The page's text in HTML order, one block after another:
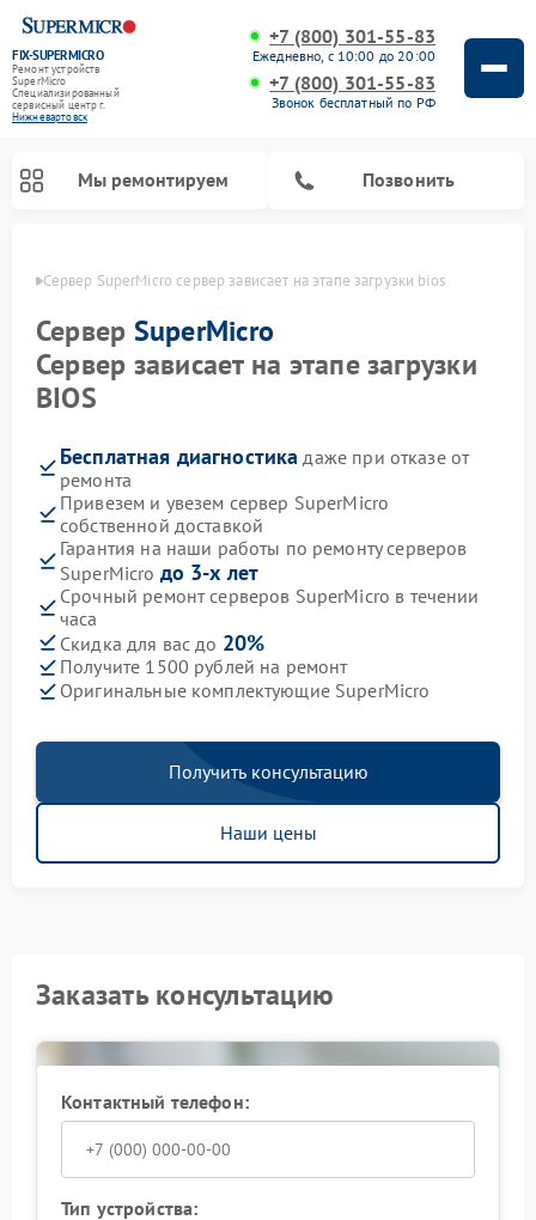
FIX-SUPERMICRO
Ремонт устройств
SuperMicro
Специализированный
cервисный центр г.
Нижневартовск
+7 (800) 301-55-83
Ежедневно, с 10:00 до 20:00
+7 (800) 301-55-83
Звонок бесплатный по РФ
Мы ремонтируем Позвонить
Сервер SuperMicro сервер зависает на этапе загрузки bios
Сервер SuperMicro
Сервер зависает на этапе загрузки
BIOS
Бесплатная диагностика даже при отказе от
ремонта
Привезем и увезем сервер SuperMicro
собственной доставкой
Гарантия на наши работы по ремонту серверов
SuperMicro до 3-х лет
Срочный ремонт серверов SuperMicro в течении
часа
Скидка для вас до 20%
Получите 1500 рублей на ремонт
Оригинальные комплектующие SuperMicro
Получить консультацию
Наши цены
Заказать консультацию
Контактный телефон:
Тип устройства: